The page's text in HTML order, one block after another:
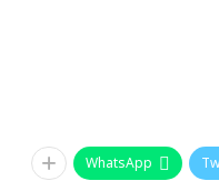
WhatsApp